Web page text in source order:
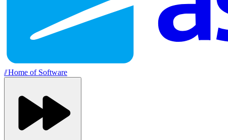
//Home of Software